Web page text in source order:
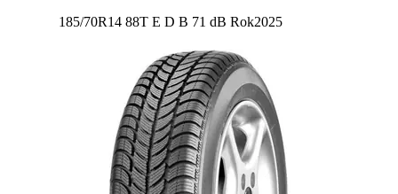
185/70R14 88T Etykieta:
E D B 71 dB Rok2025